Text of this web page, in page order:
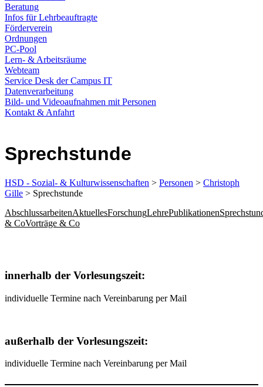
Beratung
Infos für Lehrbeauftragte
Förderverein
Ordnungen
PC-Pool
Lern- & Arbeitsräume
Webteam
Service Desk der Campus IT
Datenverarbeitung
Bild- und Videoaufnahmen mit Personen
Kontakt & Anfahrt
Sprechstunde
HSD - Sozial- & Kulturwissenschaften > Personen > Christoph
Gille > Sprechstunde
AbschlussarbeitenAktuellesForschungLehrePublikationen
& CoVorträge & Co
innerhalb der Vorlesungszeit:
individuelle Termine nach Vereinbarung​ per Mail
außerhalb der Vorlesungszeit:
individuelle Termine nach Vereinbarung​ per Mail